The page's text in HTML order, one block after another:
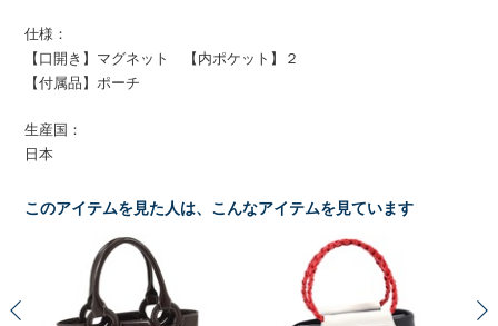
仕様：
【口開き】マグネット 【内ポケット】２
【付属品】ポーチ
生産国：
日本
このアイテムを見た人は、こんなアイテムを見ています